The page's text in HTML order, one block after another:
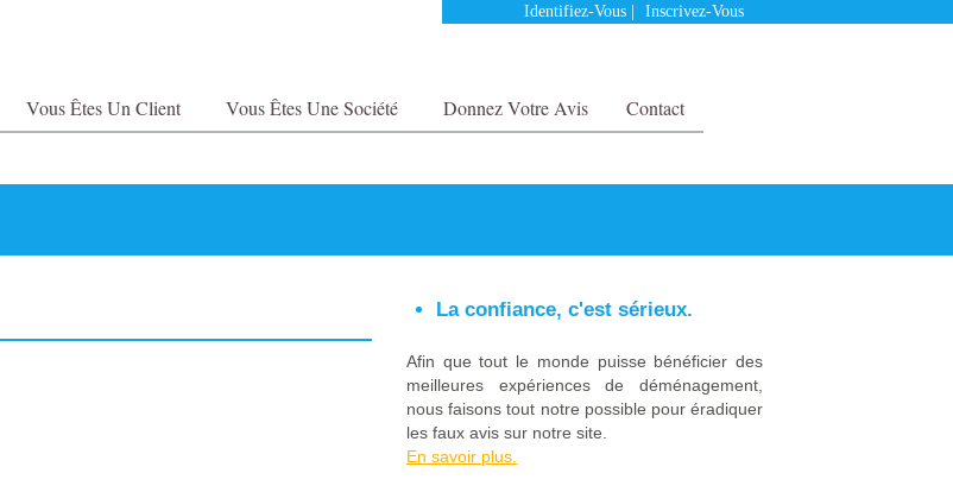
Identifiez-Vous Inscrivez-Vous
Vous Êtes Un Client Vous Êtes Une Société Donnez Votre Avis Contact
La confiance, c'est sérieux.
Afin que tout le monde puisse bénéficier des
meilleures expériences de déménagement,
nous faisons tout notre possible pour éradiquer
les faux avis sur notre site.
En savoir plus.